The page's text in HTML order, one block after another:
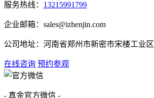
服务热线： 13215991799
企业邮箱：sales@izhenjin.com
公司地址：河南省郑州市新密市宋楼工业区
在线咨询 预约参观
- 真金官方微信 -